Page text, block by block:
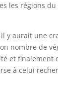
les régions du
il y aurait une
nombre de
et finalement
à celui